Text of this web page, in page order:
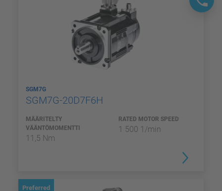
SGM7G
SGM7G-20D7F6H
MÄÄRITELTY
VÄÄNTÖMOMENTTI
11,5 Nm
RATED MOTOR SPEED
1 500 1/min
Preferred